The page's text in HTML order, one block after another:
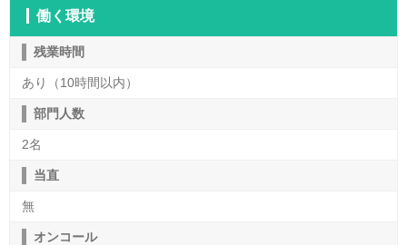
働く環境
残業時間
あり（10時間以内）
部門人数
2名
当直
無
オンコール